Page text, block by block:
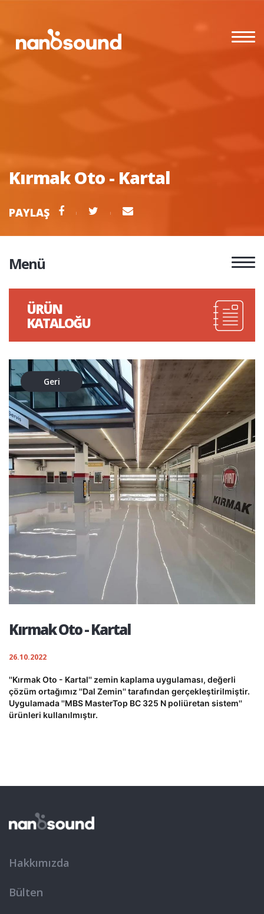
Kırmak Oto - Kartal
PAYLAŞ
Menü
ÜRÜN
KATALOĞU
Geri
Kırmak Oto - Kartal
26.10.2022
''Kırmak Oto - Kartal'' zemin kaplama uygulaması, değerli
çözüm ortağımız ''Dal Zemin'' tarafından gerçekleştirilmiştir.
Uygulamada ''MBS MasterTop BC 325 N poliüretan sistem''
ürünleri kullanılmıştır.
Hakkımızda
Bülten